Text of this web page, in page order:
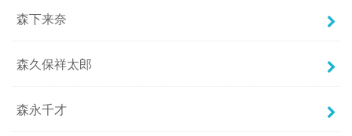
森下来奈
森久保祥太郎
森永千才